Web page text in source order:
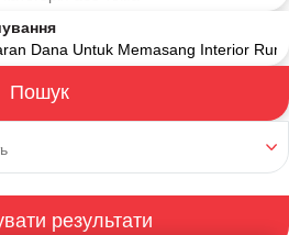
пошуку
Пошук
результати